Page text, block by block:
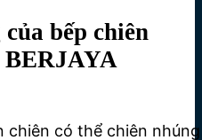
bếp chiên
BERJAYA
chiên có thể chiên nhúng